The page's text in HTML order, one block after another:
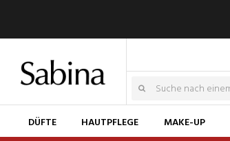
DÜFTE HAUTPFLEGE MAKE-UP